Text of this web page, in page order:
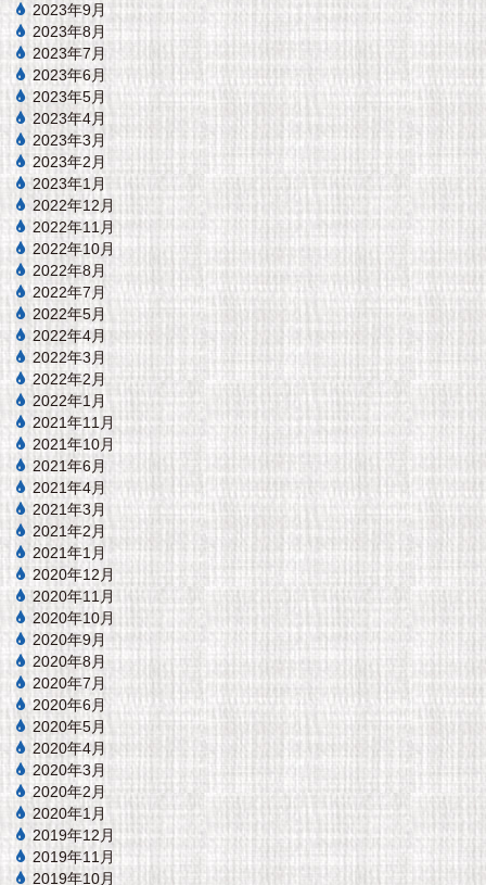
2023年9月
2023年8月
2023年7月
2023年6月
2023年5月
2023年4月
2023年3月
2023年2月
2023年1月
2022年12月
2022年11月
2022年10月
2022年8月
2022年7月
2022年5月
2022年4月
2022年3月
2022年2月
2022年1月
2021年11月
2021年10月
2021年6月
2021年4月
2021年3月
2021年2月
2021年1月
2020年12月
2020年11月
2020年10月
2020年9月
2020年8月
2020年7月
2020年6月
2020年5月
2020年4月
2020年3月
2020年2月
2020年1月
2019年12月
2019年11月
2019年10月